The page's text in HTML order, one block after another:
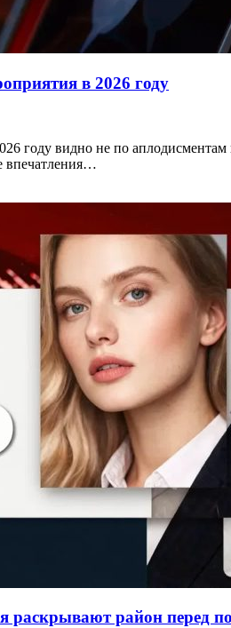
в 2026 году
году видно не по
впечатления…
раскрывают район перед